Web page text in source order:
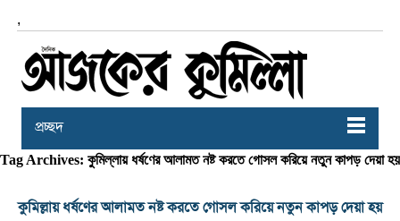
,
প্রচ্ছদ
Tag Archives: কুমিল্লায় ধর্ষণের আলামত নষ্ট করতে গোসল করিয়ে নতুন কাপড় দেয়া হয়
কুমিল্লায় ধর্ষণের আলামত নষ্ট করতে গোসল করিয়ে নতুন কাপড় দেয়া হয়